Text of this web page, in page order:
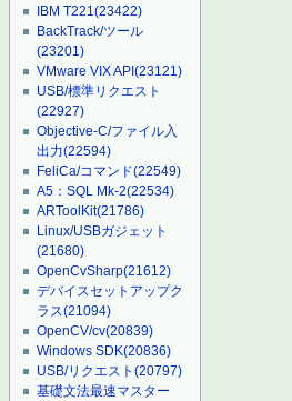
IBM T221(23422)
BackTrack/ツール
(23201)
VMware VIX API(23121)
USB/標準リクエスト
(22927)
Objective-C/ファイル入
出力(22594)
FeliCa/コマンド(22549)
A5：SQL Mk-2(22534)
ARToolKit(21786)
Linux/USBガジェット
(21680)
OpenCvSharp(21612)
デバイスセットアップク
ラス(21094)
OpenCV/cv(20839)
Windows SDK(20836)
USB/リクエスト(20797)
基礎文法最速マスター